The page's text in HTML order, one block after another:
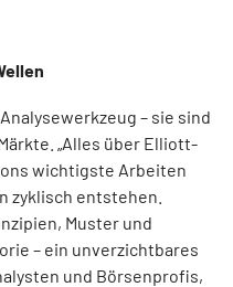
– sie sind
„Alles über Elliott-
wichtigste Arbeiten
zyklisch entstehen.
Muster und
– ein unverzichtbares
und Börsenprofis,